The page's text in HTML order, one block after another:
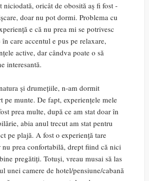
niciodată, oricât de obosită aș fi fost -
doar nu pot dormi. Problema cu
e că nu prea mi se potrivesc
care accentul e pus pe relaxare,
active, dar cândva poate o să
interesantă.
și drumețiile, n-am dormit
pe munte. De fapt, experiențele mele
prea multe, după ce am stat doar în
abia anul trecut am stat pentru
pe plajă. A fost o experiență tare
nu prea confortabilă, drept fiind că nici
pregătiți. Totuși, vreau musai să las
unei camere de hotel/pensiune/cabană